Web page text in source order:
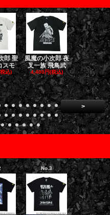
郎 聖
スモ
込)
風魔の小次郎 夜
叉一族 飛鳥武
4,400円(税込)
風魔の小次
魔一族 竜
4,400円(税
>
No.3 No.4